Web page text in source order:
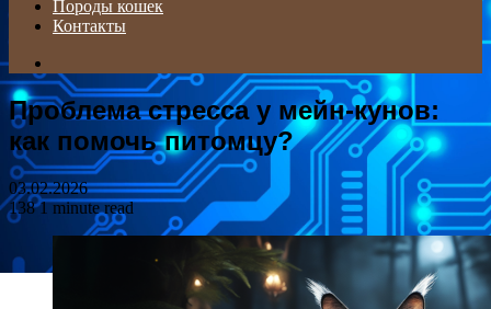
Породы кошек
Контакты
for
Проблема стресса у мейн-кунов:
как помочь питомцу?
03.02.2026
1381 minute read